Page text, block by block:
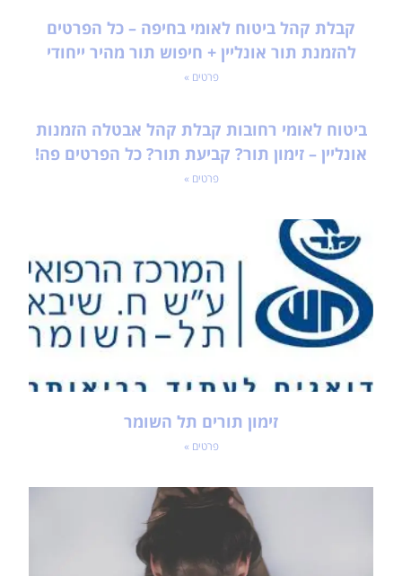
קבלת קהל ביטוח לאומי בחיפה – כל הפרטים
להזמנת תור אונליין + חיפוש תור מהיר ייחודי
פרטים »
ביטוח לאומי רחובות קבלת קהל אבטלה הזמנות
אונליין – זימון תור? קביעת תור? כל הפרטים פה!
פרטים »
זימון תורים תל השומר
פרטים »